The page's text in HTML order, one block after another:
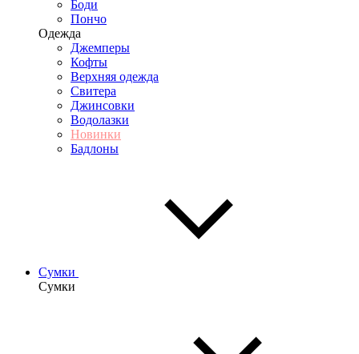
Боди
Пончо
Одежда
Джемперы
Кофты
Верхняя одежда
Свитера
Джинсовки
Водолазки
Новинки
Бадлоны
Сумки
Сумки